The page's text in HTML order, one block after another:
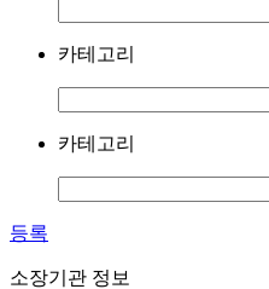
카테고리
카테고리
등록
소장기관 정보